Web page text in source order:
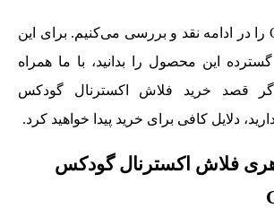
فلاش GODOX V1 را در ادامه نقد و بررسی می‌کنیم. برای این
این محصول را بدانید، با ما همراه
قصد خرید فلاش اکسترنال گودکس
فلاش اکسترنال گودکس